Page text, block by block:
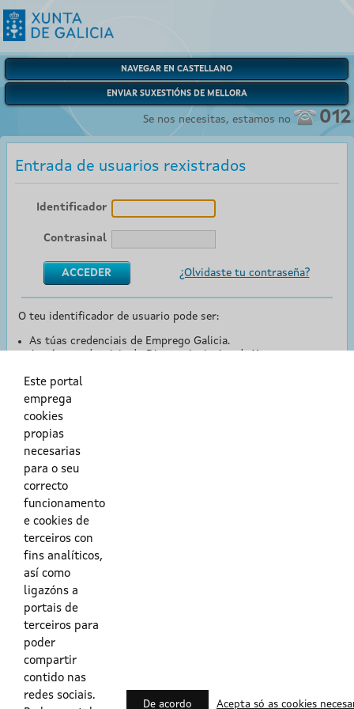
NAVEGAR EN CASTELLANO
ENVIAR SUXESTIÓNS DE MELLORA
Se nos necesitas, estamos no 012
Entrada de usuarios rexistrados
Identificador
Contrasinal
¿Olvidaste tu contraseña?
O teu identificador de usuario pode ser:
As túas credenciais de Emprego Galicia.
O teu DNI ou o teu NIE.
Este portal
emprega
cookies
propias
necesarias
para o seu
correcto
funcionamento
e cookies de
terceiros con
fins analíticos,
así como
ligazóns a
portais de
terceiros para
poder
compartir
contido nas
redes sociais.
De acordo Acepta só as cookies